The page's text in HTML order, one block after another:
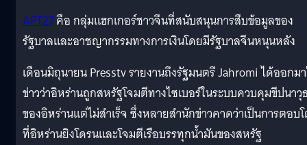
APT27คือ กลุ่มแฮกเกอร์ชาวจีนที่สนับสนุนการสืบข้อมูลของ
รัฐบาลและอาชญากรรมทางการเงินโดยมีรัฐบาลจีนหนุนหลัง
เดือนมิถุนายน Presstv รายงานถึงรัฐมนตรี Jahromi ได้ออกม
ข่าวว่าอิหร่านถูกสหรัฐโจมตีทางไซเบอร์ในระบบควบคุมขีปนาวุ
ของอิหร่านแต่ไม่สำเร็จ ซึ่งหลายสำนักข่าวคาดว่าเป็นการตอบ
ที่อิหร่านยิงโดรนและโจมตีเรือบรรทุกน้ำมันของสหรัฐ